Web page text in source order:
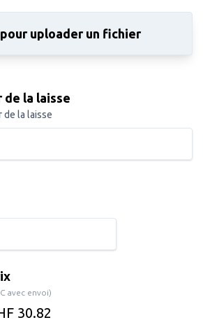
uploader un fichier
de la laisse
de la laisse
avec envoi)
30.82